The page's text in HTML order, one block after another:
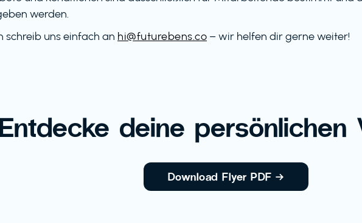
werden.
schreib uns einfach an hi@futurebens.co – wir helfen dir gerne weiter!
Entdecke deine persönlichen
Download Flyer PDF →